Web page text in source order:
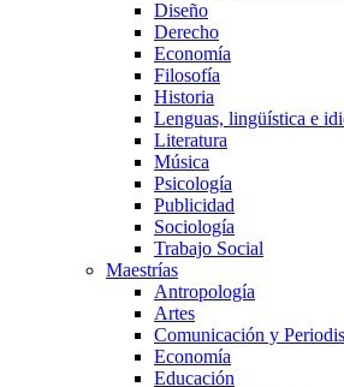
Diseño
Derecho
Economía
Filosofía
Historia
Lenguas, lingüística e
Literatura
Música
Psicología
Publicidad
Sociología
Trabajo Social
Maestrías
Antropología
Artes
Comunicación y
Economía
Educación